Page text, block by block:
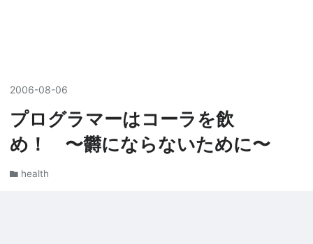
2006-08-06
プログラマーはコーラを飲
め！ 〜欝にならないために〜
health